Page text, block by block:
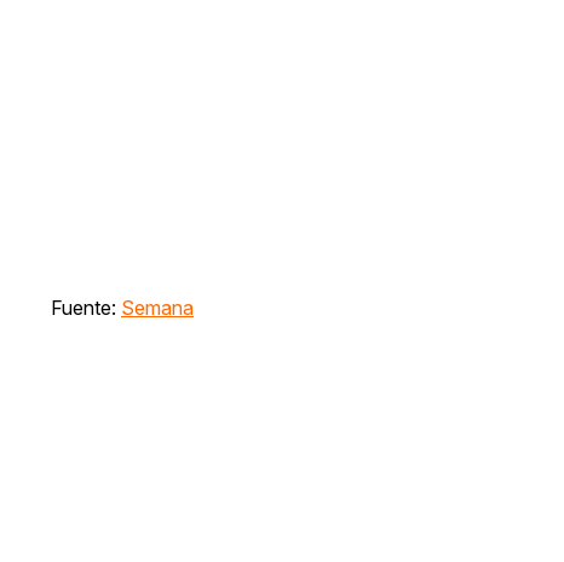
Fuente: Semana